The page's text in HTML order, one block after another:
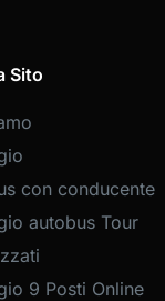
Sito
con conducente
autobus Tour
9 Posti Online